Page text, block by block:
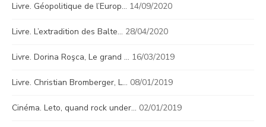
Livre. Géopolitique de l’Europ… 14/09/2020
Livre. L’extradition des Balte… 28/04/2020
Livre. Dorina Roşca, Le grand … 16/03/2019
Livre. Christian Bromberger, L… 08/01/2019
Cinéma. Leto, quand rock under… 02/01/2019